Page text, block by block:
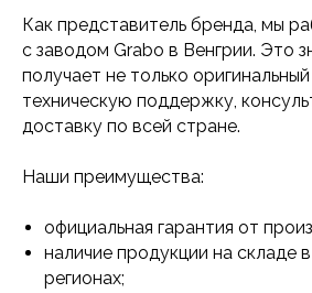
Как представитель бренда, мы
с заводом Grabo в Венгрии. Это
получает не только
техническую поддержку,
доставку по всей стране.
Наши преимущества:
официальная гарантия от
наличие продукции на складе
регионах;